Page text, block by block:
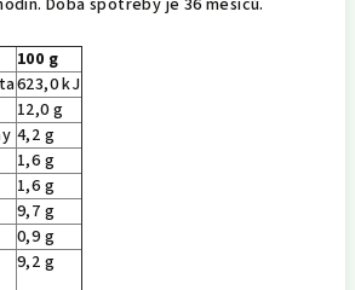
Doba spotřeby je 36 měsíců.
100 g
623,0 kJ
12,0 g
4,2 g
1,6 g
1,6 g
9,7 g
0,9 g
9,2 g